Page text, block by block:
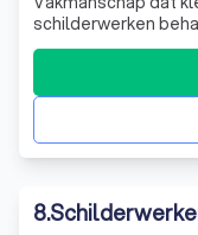
schilderwerken
bel vandaag nog
8.